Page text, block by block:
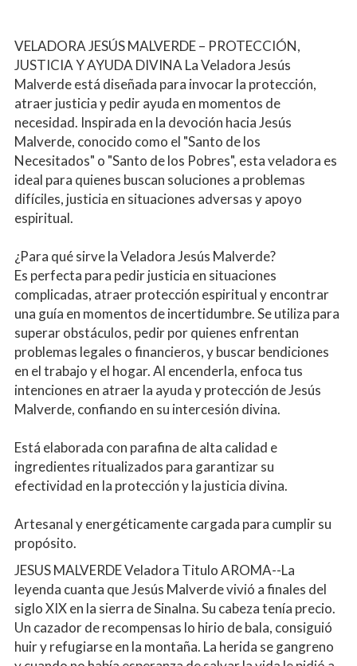
VELADORA JESÚS MALVERDE – PROTECCIÓN,
JUSTICIA Y AYUDA DIVINA La Veladora Jesús
Malverde está diseñada para invocar la protección,
atraer justicia y pedir ayuda en momentos de
necesidad. Inspirada en la devoción hacia Jesús
Malverde, conocido como el "Santo de los
Necesitados" o "Santo de los Pobres", esta veladora es
ideal para quienes buscan soluciones a problemas
difíciles, justicia en situaciones adversas y apoyo
espiritual.
¿Para qué sirve la Veladora Jesús Malverde?
Es perfecta para pedir justicia en situaciones
complicadas, atraer protección espiritual y encontrar
una guía en momentos de incertidumbre. Se utiliza para
superar obstáculos, pedir por quienes enfrentan
problemas legales o financieros, y buscar bendiciones
en el trabajo y el hogar. Al encenderla, enfoca tus
intenciones en atraer la ayuda y protección de Jesús
Malverde, confiando en su intercesión divina.
Está elaborada con parafina de alta calidad e
ingredientes ritualizados para garantizar su
efectividad en la protección y la justicia divina.
Artesanal y energéticamente cargada para cumplir su
propósito.
JESUS MALVERDE Veladora Titulo AROMA--La
leyenda cuanta que Jesús Malverde vivió a finales del
siglo XIX en la sierra de Sinalna. Su cabeza tenía precio.
Un cazador de recompensas lo hirio de bala, consiguió
huir y refugiarse en la montaña. La herida se gangreno